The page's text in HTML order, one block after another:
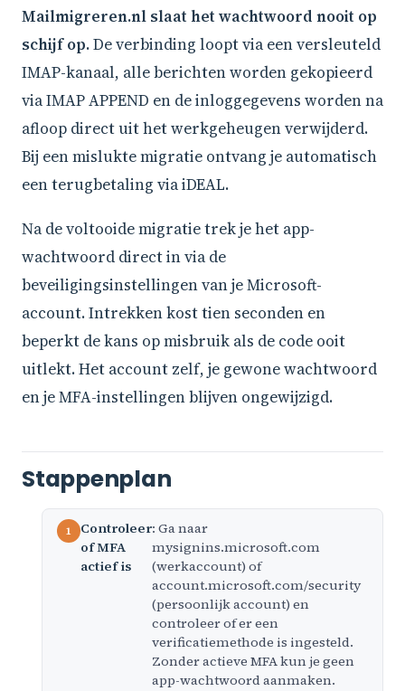
Mailmigreren.nl slaat het wachtwoord nooit op
schijf op.De verbinding loopt via een versleuteld
IMAP-kanaal, alle berichten worden gekopieerd
via IMAP APPEND en de inloggegevens worden na
afloop direct uit het werkgeheugen verwijderd.
Bij een mislukte migratie ontvang je automatisch
een terugbetaling via iDEAL.
Na de voltooide migratie trek je het app-
wachtwoord direct in via de
beveiligingsinstellingen van je Microsoft-
account. Intrekken kost tien seconden en
beperkt de kans op misbruik als de code ooit
uitlekt. Het account zelf, je gewone wachtwoord
en je MFA-instellingen blijven ongewijzigd.
Stappenplan
Controleer
of MFA
actief is
: Ga naar
mysignins.microsoft.com
(werkaccount) of
account.microsoft.com/security
(persoonlijk account) en
controleer of er een
verificatiemethode is ingesteld.
Zonder actieve MFA kun je geen
app-wachtwoord aanmaken.